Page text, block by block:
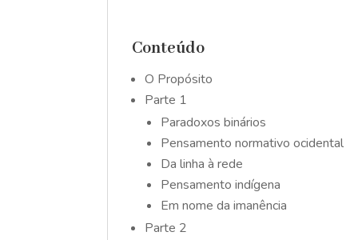
Conteúdo
O Propósito
Parte 1
Paradoxos binários
Pensamento normativo ocidental
Da linha à rede
Pensamento indígena
Em nome da imanência
Parte 2